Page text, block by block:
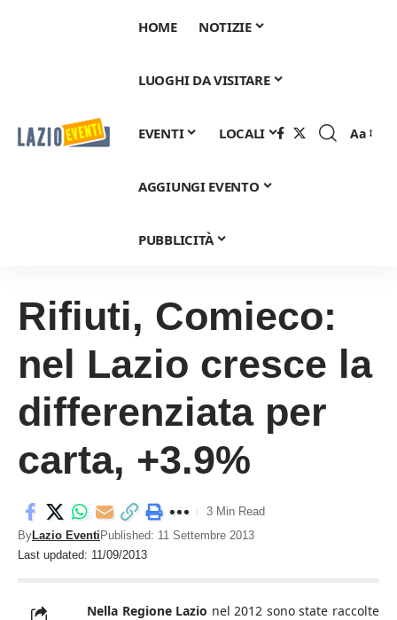
HOME NOTIZIE
LUOGHI DA VISITARE
EVENTI LOCALI
AGGIUNGI EVENTO
PUBBLICITÀ
Font
Aa
Rifiuti, Comieco:
nel Lazio cresce la
differenziata per
carta, +3.9%
Last updated: 11/09/2013
ByLazio Eventi Published: 11 Settembre 2013
3 Min Read
Nella Regione Lazio nel 2012 sono state raccolte